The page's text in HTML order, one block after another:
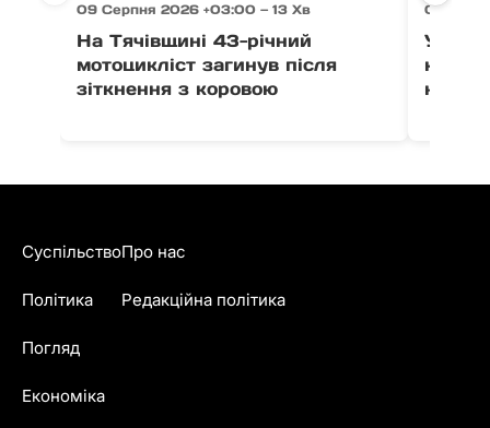
09 Серпня 2026 +03:00 — 13 Хв
На Тячівщині 43-річний
мотоцикліст загинув після
зіткнення з коровою
09
У
Суспільство
Політика
Погляд
Економіка
Про нас
Редакційна політика